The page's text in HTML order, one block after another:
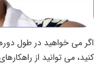
اگر می خواهید در طول
کنید، می توانید از